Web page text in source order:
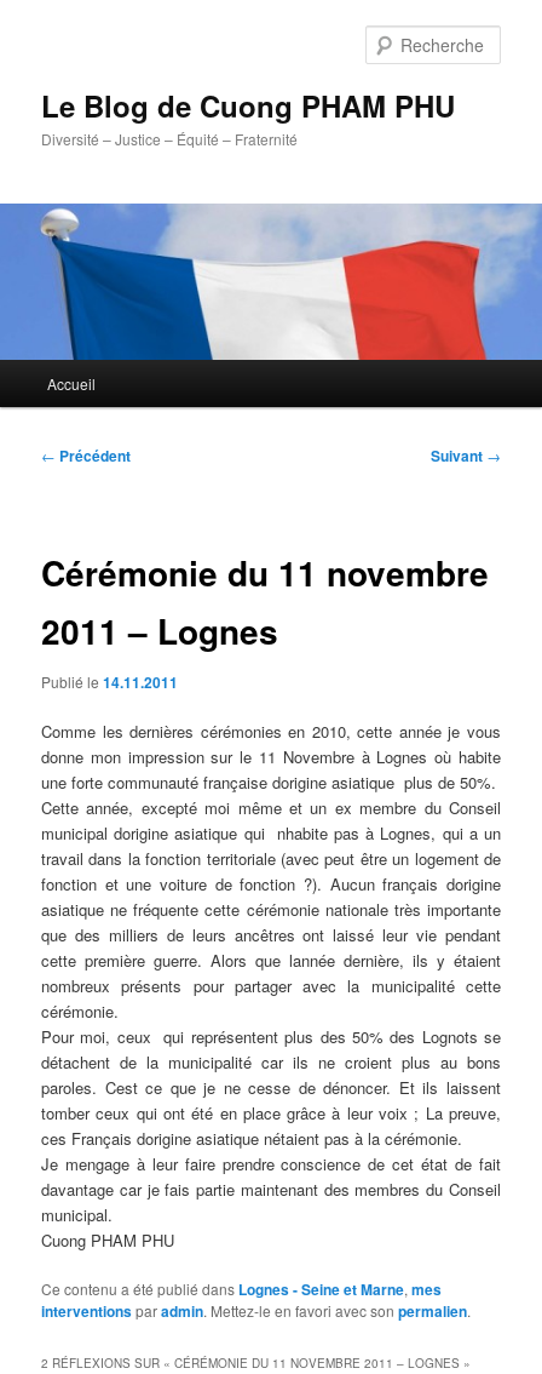
Le Blog de Cuong PHAM PHU
Diversité – Justice – Équité – Fraternité
principal
Accueil
Navigation
← Précédent Suivant →
Cérémonie du 11 novembre
2011 – Lognes
Publié le14.11.2011
Comme les dernières cérémonies en 2010, cette année je vous
donne mon impression sur le 11 Novembre à Lognes où habite
une forte communauté française dorigine asiatique  plus de 50%.
Cette année, excepté moi même et un ex membre du Conseil
municipal dorigine asiatique qui nhabite pas à Lognes, qui a un
travail dans la fonction territoriale (avec peut être un logement de
fonction et une voiture de fonction ?). Aucun français dorigine
asiatique ne fréquente cette cérémonie nationale très importante
que des milliers de leurs ancêtres ont laissé leur vie pendant
cette première guerre. Alors que lannée dernière, ils y étaient
nombreux présents pour partager avec la municipalité cette
cérémonie.
Pour moi, ceux qui représentent plus des 50% des Lognots se
détachent de la municipalité car ils ne croient plus au bons
paroles. Cest ce que je ne cesse de dénoncer. Et ils laissent
tomber ceux qui ont été en place grâce à leur voix ; La preuve,
ces Français dorigine asiatique nétaient pas à la cérémonie.
Je mengage à leur faire prendre conscience de cet état de fait
davantage car je fais partie maintenant des membres du Conseil
municipal.
Cuong PHAM PHU
Ce contenu a été publié dans Lognes - Seine et Marne,mes
interventionsparadmin. Mettez-le en favori avec sonpermalien.
2 RÉFLEXIONS SUR «CÉRÉMONIE DU 11 NOVEMBRE 2011 – LOGNES »